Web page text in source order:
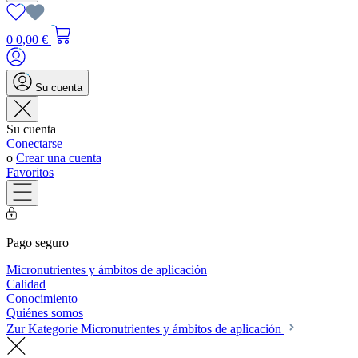
0 0,00 €
Su cuenta
Su cuenta
Conectarse
o Crear una cuenta
Favoritos
Pago seguro
Micronutrientes y ámbitos de aplicación
Calidad
Conocimiento
Quiénes somos
Zur Kategorie Micronutrientes y ámbitos de aplicación